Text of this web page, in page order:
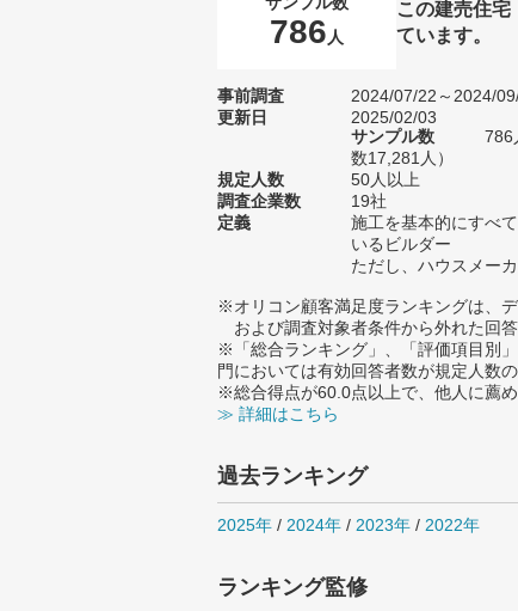
786 人
この建売住
ています。
事前調査
2024/07/22～2024/
更新日
2025/02/03
サンプル数
786
数17,281人）
規定人数
50人以上
調査企業数
19社
定義
施工を基本的にすべ
いるビルダー
ただし、ハウスメー
※オリコン顧客満足度ランキングは、
および調査対象者条件から外れた回
※「総合ランキング」、「評価項目別
門においては有効回答者数が規定人数
※総合得点が60.0点以上で、他人に薦
≫ 詳細はこちら
過去ランキング
2025年 / 2024年 / 2023年 / 2022年
ランキング監修